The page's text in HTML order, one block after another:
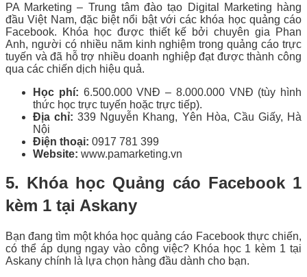
PA Marketing – Trung tâm đào tạo Digital Marketing hàng
đầu Việt Nam, đặc biệt nổi bật với các khóa học quảng cáo
Facebook. Khóa học được thiết kế bởi chuyên gia Phan
Anh, người có nhiều năm kinh nghiệm trong quảng cáo trực
tuyến và đã hỗ trợ nhiều doanh nghiệp đạt được thành công
qua các chiến dịch hiệu quả.
Học phí: 6.500.000 VNĐ – 8.000.000 VNĐ (tùy hình
thức học trực tuyến hoặc trực tiếp).
Địa chỉ: 339 Nguyễn Khang, Yên Hòa, Cầu Giấy, Hà
Nội
Điện thoại: 0917 781 399
Website: www.pamarketing.vn
5. Khóa học Quảng cáo Facebook 1
kèm 1 tại Askany
Bạn đang tìm một khóa học quảng cáo Facebook thực chiến,
có thể áp dụng ngay vào công việc? Khóa học 1 kèm 1 tại
Askany chính là lựa chọn hàng đầu dành cho bạn.